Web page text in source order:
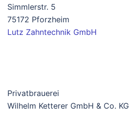
Simmlerstr. 5
75172 Pforzheim
Lutz Zahntechnik GmbH
Privatbrauerei
Wilhelm Ketterer GmbH & Co. KG